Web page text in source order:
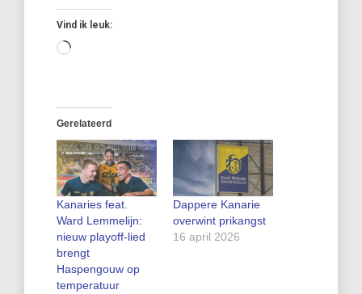
Vind ik leuk:
Aan
Gerelateerd
Kanaries feat.
Ward Lemmelijn:
nieuw playoff-lied
brengt
Haspengouw op
temperatuur
Dappere Kanarie
overwint prikangst
16 april 2026